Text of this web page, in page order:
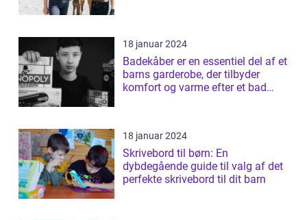
18 januar 2024
Badekåber er en essentiel del af et
barns garderobe, der tilbyder
komfort og varme efter et bad
18 januar 2024
Skrivebord til børn: En
dybdegående guide til valg af det
perfekte skrivebord til dit barn